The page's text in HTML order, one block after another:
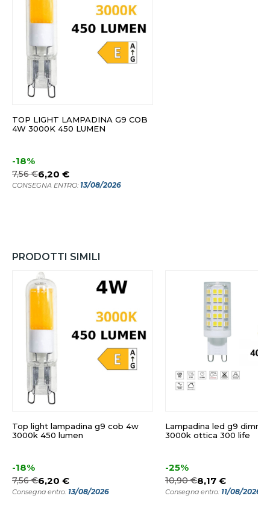
TOP LIGHT LAMPADINA G9 COB
4W 3000K 450 LUMEN
-18%
7,56 €6,20 €
CONSEGNA ENTRO: 13/08/2026
PRODOTTI SIMILI
Top light lampadina g9 cob 4w
3000k 450 lumen
-18%
7,56 €6,20 €
Consegna entro: 13/08/2026
Lampadina led g9
3000k ottica 300 life
-25%
10,90 €8,17 €
Consegna entro: 11/08/2026